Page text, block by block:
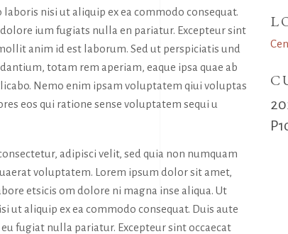
nisi ut aliquip ex ea commodo consequat.
ium fugiats nulla en pariatur. Excepteur sint
anim id est laborum. Sed ut perspiciatis und
totam rem aperiam, eaque ipsa quae ab
Nemo enim ipsam voluptatem qiui voluptas
eos qui ratione sense voluptatem sequi u
adipisci velit, sed quia non numquam
voluptatem. Lorem ipsum dolor sit amet,
etsicis om dolore ni magna inse aliqua. Ut
aliquip ex ea commodo consequat. Duis aute
fugiat nulla pariatur. Excepteur sint occaecat